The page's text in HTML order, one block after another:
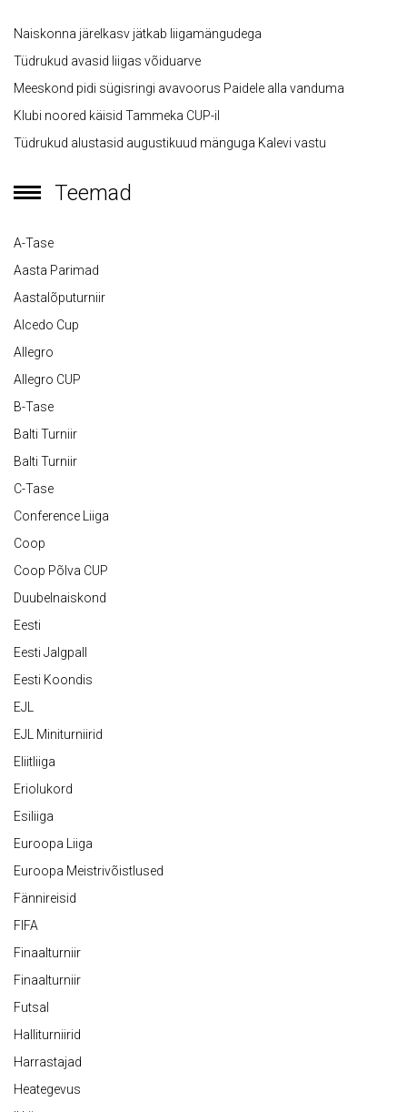
Naiskonna järelkasv jätkab liigamängudega
Tüdrukud avasid liigas võiduarve
Meeskond pidi sügisringi avavoorus Paidele alla vanduma
Klubi noored käisid Tammeka CUP-il
Tüdrukud alustasid augustikuud mänguga Kalevi vastu
Teemad
A-Tase
Aasta Parimad
Aastalõputurniir
Alcedo Cup
Allegro
Allegro CUP
B-Tase
Balti Turniir
Balti Turniir
C-Tase
Conference Liiga
Coop
Coop Põlva CUP
Duubelnaiskond
Eesti
Eesti Jalgpall
Eesti Koondis
EJL
EJL Miniturniirid
Eliitliiga
Eriolukord
Esiliiga
Euroopa Liiga
Euroopa Meistrivõistlused
Fännireisid
FIFA
Finaalturniir
Finaalturniir
Futsal
Halliturniirid
Harrastajad
Heategevus